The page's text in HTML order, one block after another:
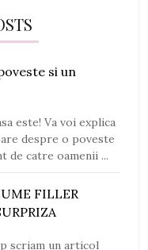
si un
este! Va voi explica
despre o poveste
de catre oamenii ...
FILLER
scriam un articol